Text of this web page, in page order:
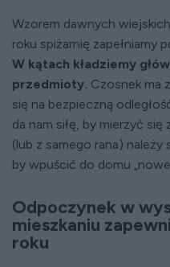
Wzorem dawnych
roku spiżarnię zapełniamy
W kątach kładziemy
przedmioty. Czosnek ma
się na bezpieczną
da nam siłę, by mierzyć
(lub z samego rana)
by wpuścić do domu
Odpoczynek w
mieszkaniu
roku